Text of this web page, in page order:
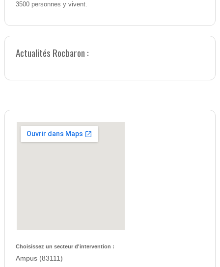
3500 personnes y vivent.
Actualités Rocbaron :
Choisissez un secteur d'intervention :
Ampus (83111)